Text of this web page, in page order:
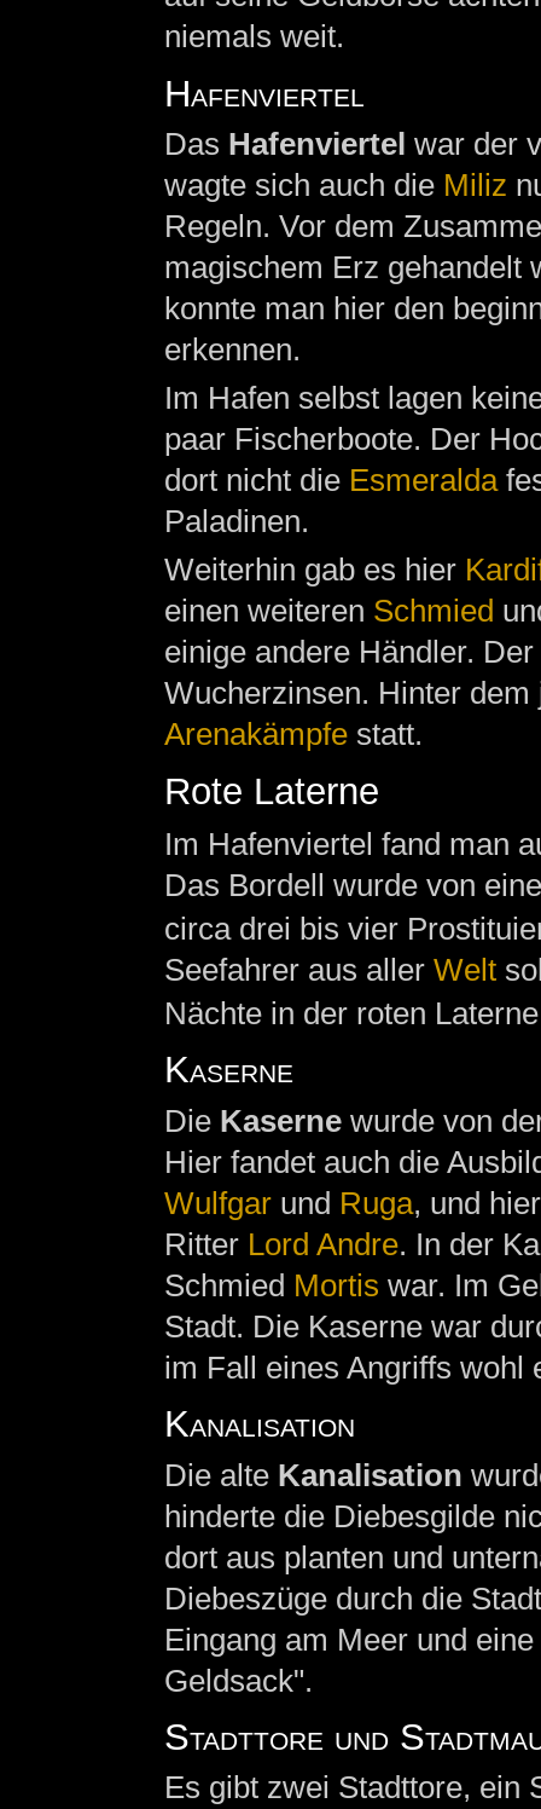
niemals weit.
Hafenviertel
Das Hafenviertel war der
wagte sich auch die Miliz
Regeln. Vor dem
magischem Erz gehandelt
konnte man hier den
erkennen.
Im Hafen selbst lagen
paar Fischerboote. Der
dort nicht die Esmeralda
Paladinen.
Weiterhin gab es hier
einen weiteren Schmied
einige andere Händler.
Wucherzinsen. Hinter
Arenakämpfestatt.
Rote Laterne
Im Hafenviertel fand man
Das Bordell wurde von
circa drei bis vier
Seefahrer aus aller Welt
Nächte in der roten
Kaserne
Die Kasernewurde von
Hier fandet auch die
Wulfgarund Ruga, und
Ritter Lord Andre. In der
Schmied Mortis war. Im
Stadt. Die Kaserne war
im Fall eines Angriffs wohl
Kanalisation
Die alte Kanalisation
hinderte die Diebesgilde
dort aus planten und
Diebeszüge durch die
Eingang am Meer und
Geldsack".
Stadttore und
Es gibt zwei Stadttore, ein